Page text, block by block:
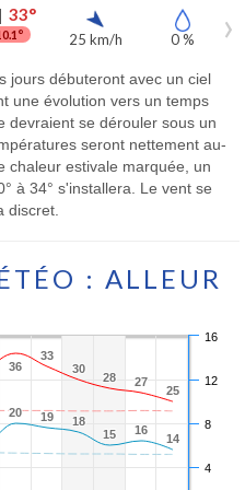
33°
25 km/h 0 %
jours débuteront avec un ciel
une évolution vers un temps
devraient se dérouler sous un
seront nettement au-
chaleur estivale marquée, un
à 34° s'installera. Le vent se
discret.
: ALLEUR
36
36
33
33
30
30
28
28 27
27
25
25
20
20 19
19 18
18
15
15 16
16
14
14
4
8
12
16